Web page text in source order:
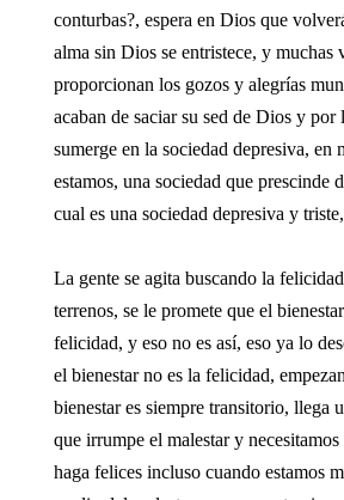
conturbas?, espera en Dios que
alma sin Dios se entristece, y muchas
proporcionan los gozos y alegrías
acaban de saciar su sed de Dios y por
sumerge en la sociedad depresiva, en
estamos, una sociedad que prescinde
cual es una sociedad depresiva y
La gente se agita buscando la
terrenos, se le promete que el
felicidad, y eso no es así, eso ya lo
el bienestar no es la felicidad,
bienestar es siempre transitorio, llega
que irrumpe el malestar y
haga felices incluso cuando estamos